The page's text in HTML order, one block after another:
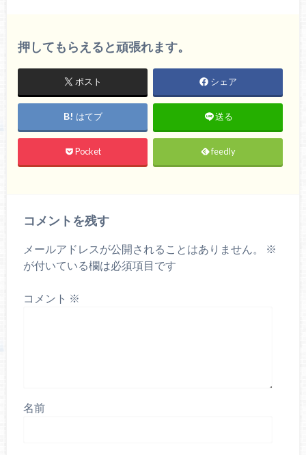
押してもらえると頑張れます。
ポスト シェア
はてブ 送る
Pocket feedly
コメントを残す
メールアドレスが公開されることはありません。
※
が付いている欄は必須項目です
コメント ※
名前